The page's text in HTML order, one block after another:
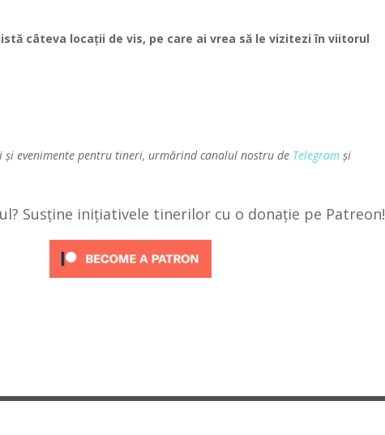
câteva locații de vis, pe care ai vrea să le vizitezi în viitorul
și evenimente pentru tineri, urmărind canalul nostru de Telegram și
Susține inițiativele tinerilor cu o donație pe Patreon!